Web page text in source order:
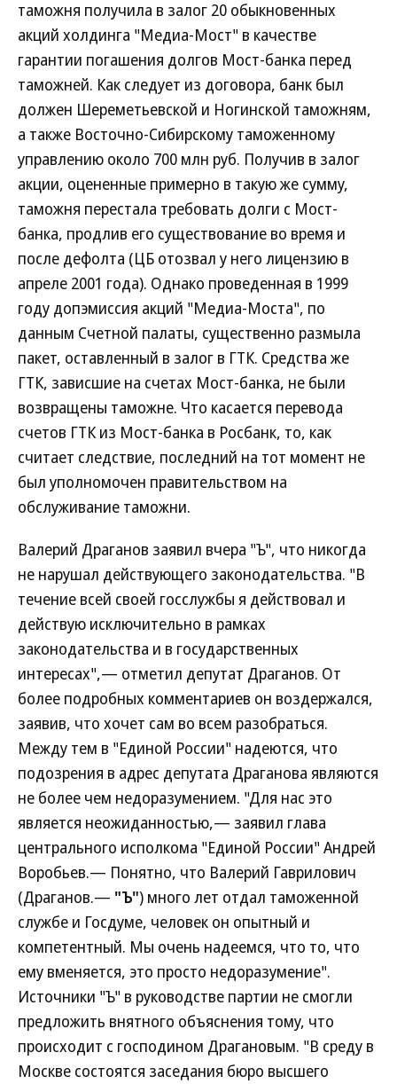
таможня получила в залог 20 обыкновенных
акций холдинга "Медиа-Мост" в качестве
гарантии погашения долгов Мост-банка перед
таможней. Как следует из договора, банк был
должен Шереметьевской и Ногинской таможням,
а также Восточно-Сибирскому таможенному
управлению около 700 млн руб. Получив в залог
акции, оцененные примерно в такую же сумму,
таможня перестала требовать долги с Мост-
банка, продлив его существование во время и
после дефолта (ЦБ отозвал у него лицензию в
апреле 2001 года). Однако проведенная в 1999
году допэмиссия акций "Медиа-Моста", по
данным Счетной палаты, существенно размыла
пакет, оставленный в залог в ГТК. Средства же
ГТК, зависшие на счетах Мост-банка, не были
возвращены таможне. Что касается перевода
счетов ГТК из Мост-банка в Росбанк, то, как
считает следствие, последний на тот момент не
был уполномочен правительством на
обслуживание таможни.
Валерий Драганов заявил вчера "Ъ", что никогда
не нарушал действующего законодательства. "В
течение всей своей госслужбы я действовал и
действую исключительно в рамках
законодательства и в государственных
интересах",— отметил депутат Драганов. От
более подробных комментариев он воздержался,
заявив, что хочет сам во всем разобраться.
Между тем в "Единой России" надеются, что
подозрения в адрес депутата Драганова являются
не более чем недоразумением. "Для нас это
является неожиданностью,— заявил глава
центрального исполкома "Единой России" Андрей
Воробьев.— Понятно, что Валерий Гаврилович
(Драганов.— "Ъ") много лет отдал таможенной
службе и Госдуме, человек он опытный и
компетентный. Мы очень надеемся, что то, что
ему вменяется, это просто недоразумение".
Источники "Ъ" в руководстве партии не смогли
предложить внятного объяснения тому, что
происходит с господином Драгановым. "В среду в
Москве состоятся заседания бюро высшего